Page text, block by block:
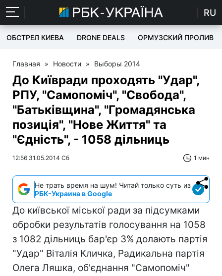
RU
ОБСТРЕЛ КИЕВА DRONE DEALS ОРМУЗСКИЙ ПРОЛИВ
Главная » Новости » Выборы 2014
До Київради проходять "Удар",
РПУ, "Самопоміч", "Свобода",
"Батьківщина", "Громадянська
позиція", "Нове Життя" та
"Єдність", - 1058 дільниць
12:56 31.05.2014 Сб 1 мин
Не трать время на шум! Читай только суть из
РБК-Украина в Google
До київської міської ради за підсумками
обробки результатів голосування на 1058
з 1082 дільниць бар'єр 3% долають партія
"Удар" Віталія Кличка, Радикальна партія
Олега Ляшка, об'єднання "Самопоміч"